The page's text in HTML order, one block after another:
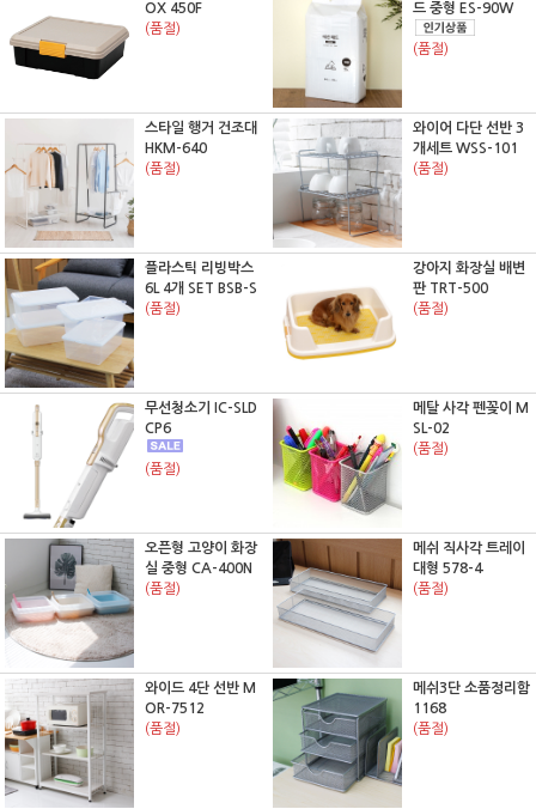
OX 450F
(품절)
드 중형 ES-90W
(품절)
스타일 행거 건조대
HKM-640
(품절)
와이어 다단 선반 3
개세트 WSS-101
(품절)
플라스틱 리빙박스
6L 4개 SET BSB-S
(품절)
강아지 화장실 배변
판 TRT-500
(품절)
무선청소기 IC-SLD
CP6
(품절)
메탈 사각 펜꽂이 M
SL-02
(품절)
오픈형 고양이 화장
실 중형 CA-400N
(품절)
메쉬 직사각 트레이
대형 578-4
(품절)
와이드 4단 선반 M
OR-7512
(품절)
메쉬3단 소품정리함
1168
(품절)